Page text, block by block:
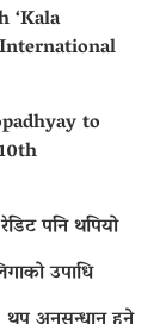
‘Kala
to
पनि थपियो
उपाधि